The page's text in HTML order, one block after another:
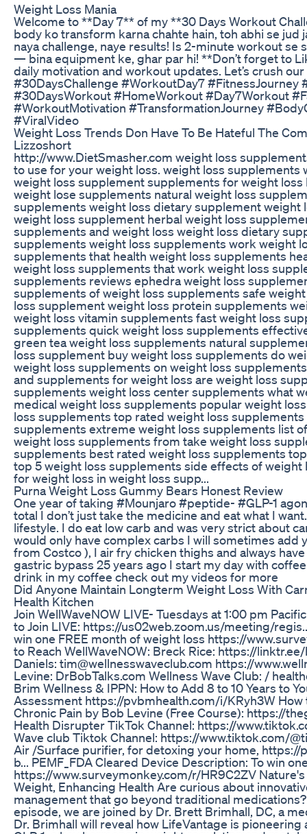
Weight Loss Mania
Welcome to **Day 7** of my **30 Days Workout
body ko transform karna chahte hain, toh abhi se jud
naya challenge, naye results! Is 2-minute workout se
— bina equipment ke, ghar par hi! **Don’t forget to
daily motivation and workout updates. Let’s crush
#30DaysChallenge #WorkoutDay7 #FitnessJourney
#30DaysWorkout #HomeWorkout #Day7Workout
#WorkoutMotivation #TransformationJourney
#ViralVideo
Weight Loss Trends Don Have To Be Hateful The
Lizzoshort
http://www.DietSmasher.com weight loss
to use for your weight loss. weight loss
weight loss supplement supplements for weight
weight lose supplements natural weight loss
supplements weight loss dietary supplement weight
weight loss supplement herbal weight loss
supplements and weight loss weight loss dietary
supplements weight loss supplements work weight
supplements that health weight loss supplements
weight loss supplements that work weight loss
supplements reviews ephedra weight loss
supplements of weight loss supplements safe
loss supplement weight loss protein supplements
weight loss vitamin supplements fast weight loss
supplements quick weight loss supplements
green tea weight loss supplements natural
loss supplement buy weight loss supplements do
weight loss supplements on weight loss
and supplements for weight loss are weight loss
supplements weight loss center supplements what
medical weight loss supplements popular weight
loss supplements top rated weight loss
supplements extreme weight loss supplements list
weight loss supplements from take weight loss
supplements best rated weight loss supplements
top 5 weight loss supplements side effects of
for weight loss in weight loss supp...
Purna Weight Loss Gummy Bears Honest Review
One year of taking #Mounjaro #peptide- #GLP-1
total I don’t just take the medicine and eat what I
lifestyle. I do eat low carb and was very strict about
would only have complex carbs I will sometimes add
from Costco ), I air fry chicken thighs and always
gastric bypass 25 years ago I start my day with
drink in my coffee check out my videos for more
Did Anyone Maintain Longterm Weight Loss With
Health Kitchen
Join WellWaveNOW LIVE- Tuesdays at 1:00 pm
to Join LIVE: https://us02web.zoom.us/meeting/
win one FREE month of weight loss https://
to Reach WellWaveNOW: Breck Rice: https://
Daniels: tim@wellnesswaveclub.com https://
Levine: DrBobTalks.com Wellness Wave Club: /
Brim Wellness & IPPN: How to Add 8 to 10 Years to
Assessment https://pvbmhealth.com/i/KRyh3W How
Chronic Pain by Bob Levine (Free Course): https://
Health Disrupter TikTok Channel: https://
Wave club Tiktok Channel: https://www.tiktok.com/
Air /Surface purifier, for detoxing your home,
b... PEMF_FDA Cleared Device Description: To win
https://www.surveymonkey.com/r/HR9C2ZV Nature's
Weight, Enhancing Health Are curious about
management that go beyond traditional
episode, we are joined by Dr. Brett Brimhall, DC, a
Dr. Brimhall will reveal how LifeVantage is